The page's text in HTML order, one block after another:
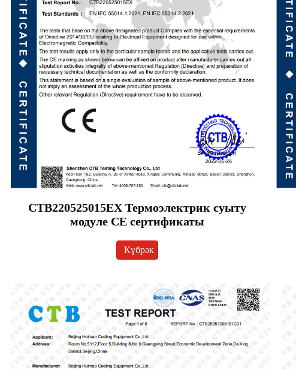
CTB220525015EX Термоэлектрик суыту
модуле CE сертификаты
Күбрәк